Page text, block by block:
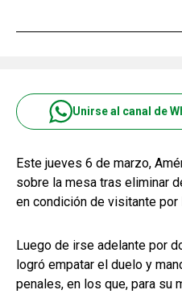
Unirse al canal de
Este jueves 6 de marzo,
sobre la mesa tras eliminar
en condición de visitante por
Luego de irse adelante por
logró empatar el duelo y
penales, en los que, para su